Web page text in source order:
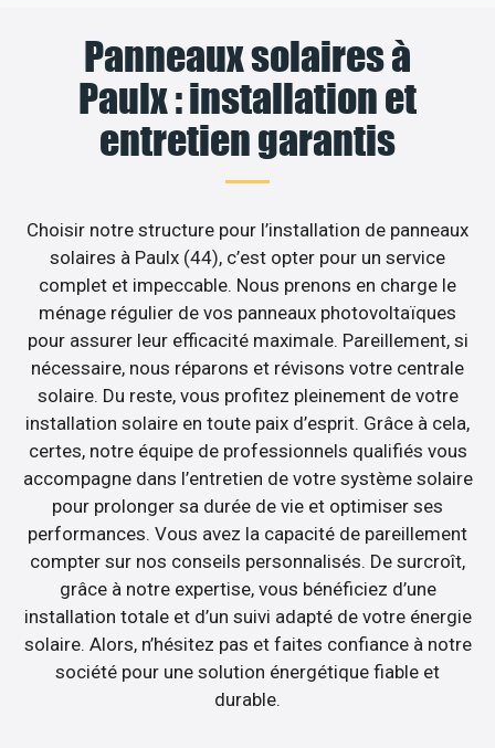
Panneaux solaires à
Paulx : installation et
entretien garantis
Choisir notre structure pour l’installation de panneaux
solaires à Paulx (44), c’est opter pour un service
complet et impeccable. Nous prenons en charge le
ménage régulier de vos panneaux photovoltaïques
pour assurer leur efficacité maximale. Pareillement, si
nécessaire, nous réparons et révisons votre centrale
solaire. Du reste, vous profitez pleinement de votre
installation solaire en toute paix d’esprit. Grâce à cela,
certes, notre équipe de professionnels qualifiés vous
accompagne dans l’entretien de votre système solaire
pour prolonger sa durée de vie et optimiser ses
performances. Vous avez la capacité de pareillement
compter sur nos conseils personnalisés. De surcroît,
grâce à notre expertise, vous bénéficiez d’une
installation totale et d’un suivi adapté de votre énergie
solaire. Alors, n’hésitez pas et faites confiance à notre
société pour une solution énergétique fiable et
durable.